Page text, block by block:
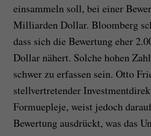
einsammeln soll, bei einer
Milliarden Dollar. Bloomberg
dass sich die Bewertung eher
Dollar nähert. Solche hohen
schwer zu erfassen sein. Otto
stellvertretender
Formuepleje, weist jedoch
Bewertung ausdrückt, was das